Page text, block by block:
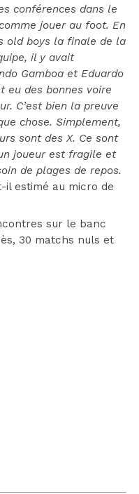
conférences dans le
jouer au foot. En
old boys la finale de la
il y avait
Gamboa et Eduardo
eu des bonnes voire
C’est bien la preuve
chose. Simplement,
sont des X. Ce sont
joueur est fragile et
de plages de repos.
il estimé au micro de
sur le banc
30 matchs nuls et